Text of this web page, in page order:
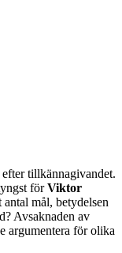
tillkännagivandet.
förViktor
antal mål, betydelsen
Avsaknaden av
argumentera för olika